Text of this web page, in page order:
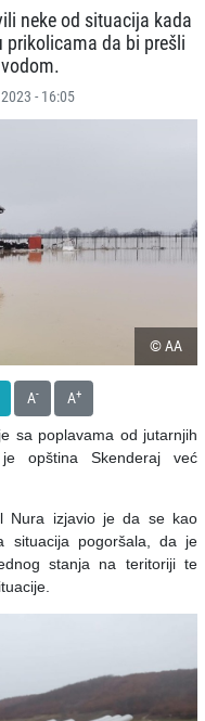
neke od situacija kada
prikolicama da bi prešli
- 16:05
© AA
A- A+
sa poplavama od jutarnjih
opština Skenderaj već
Nura izjavio je da se kao
situacija pogoršala, da je
stanja na teritoriji te